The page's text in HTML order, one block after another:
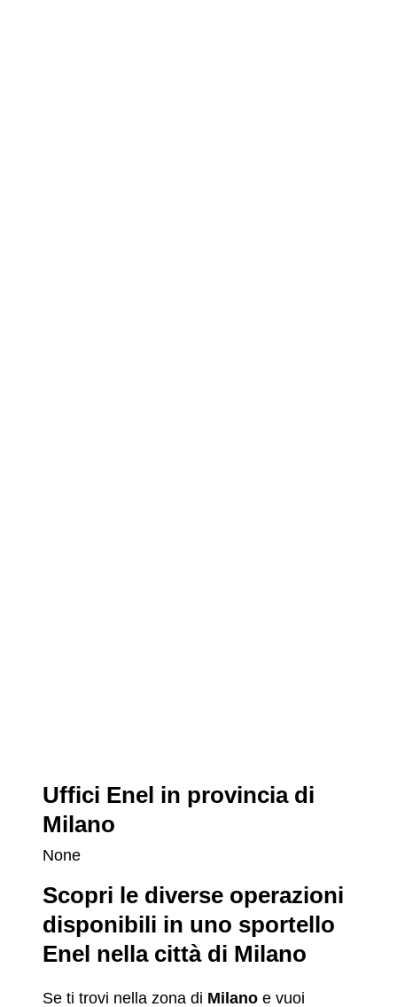
Uffici Enel in provincia di
Milano
None
Scopri le diverse operazioni
disponibili in uno sportello
Enel nella città di Milano
Se ti trovi nella zona di Milano e vuoi